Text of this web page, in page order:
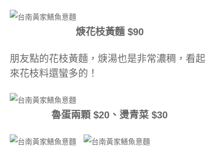
焿花枝黃麵 $90
朋友點的花枝黃麵，焿湯也是非常濃稠，看起
來花枝料還蠻多的！
魯蛋兩顆 $20、燙青菜 $30